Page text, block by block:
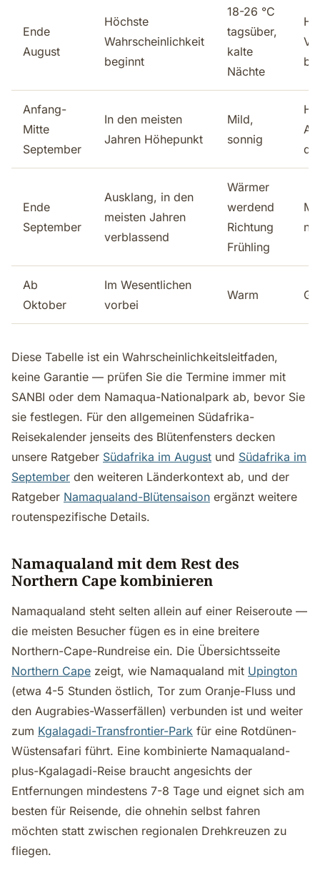
Ende
August
Höchste
Wahrscheinlichkeit
beginnt
18-26 °C
tagsüber,
kalte
Nächte
Anfang-
Mitte
September
In den meisten
Jahren Höhepunkt
Mild,
sonnig
Ende
September
Ausklang, in den
meisten Jahren
verblassend
Wärmer
werdend
Richtung
Frühling
Ab
Oktober
Im Wesentlichen
vorbei
Warm
Diese Tabelle ist ein Wahrscheinlichkeitsleitfaden,
keine Garantie — prüfen Sie die Termine immer mit
SANBI oder dem Namaqua-Nationalpark ab, bevor Sie
sie festlegen. Für den allgemeinen Südafrika-
Reisekalender jenseits des Blütenfensters decken
unsere Ratgeber Südafrika im August und Südafrika im
September den weiteren Länderkontext ab, und der
Ratgeber Namaqualand-Blütensaison ergänzt weitere
routenspezifische Details.
Namaqualand mit dem Rest des
Northern Cape kombinieren
Namaqualand steht selten allein auf einer Reiseroute —
die meisten Besucher fügen es in eine breitere
Northern-Cape-Rundreise ein. Die Übersichtsseite
Northern Cape zeigt, wie Namaqualand mit Upington
(etwa 4-5 Stunden östlich, Tor zum Oranje-Fluss und
den Augrabies-Wasserfällen) verbunden ist und weiter
zum Kgalagadi-Transfrontier-Park für eine Rotdünen-
Wüstensafari führt. Eine kombinierte Namaqualand-
plus-Kgalagadi-Reise braucht angesichts der
Entfernungen mindestens 7-8 Tage und eignet sich am
besten für Reisende, die ohnehin selbst fahren
möchten statt zwischen regionalen Drehkreuzen zu
fliegen.